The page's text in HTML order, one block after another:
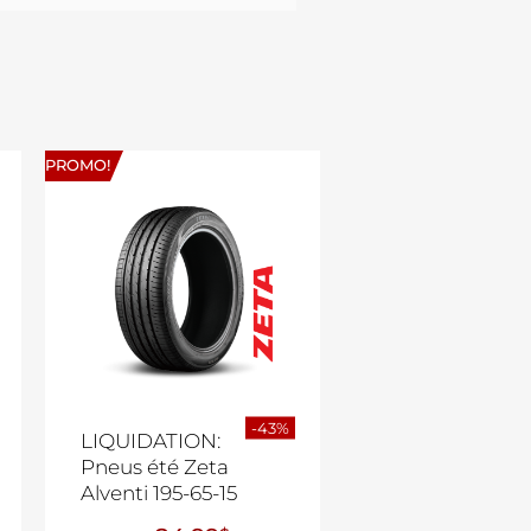
PROMO!
LIQUIDATION:
Pneus été Zeta
Alventi 195-65-15
-43%